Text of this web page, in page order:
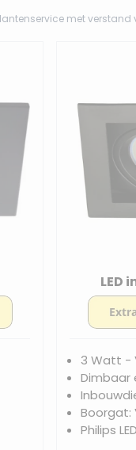
met verstand
LED
3 Watt -
Dimbaar
Boorgat:
Philips